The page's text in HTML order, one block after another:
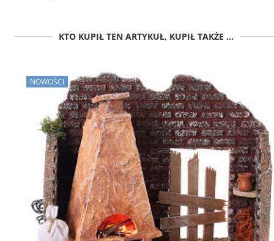
KTO KUPIŁ TEN ARTYKUŁ, KUPIŁ TAKŻE ...
NOWOŚCI